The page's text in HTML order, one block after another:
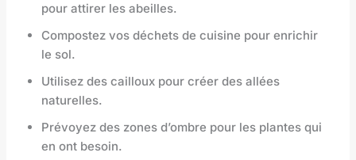
pour attirer les abeilles.
Compostez vos déchets de cuisine pour enrichir
le sol.
Utilisez des cailloux pour créer des allées
naturelles.
Prévoyez des zones d’ombre pour les plantes qui
en ont besoin.